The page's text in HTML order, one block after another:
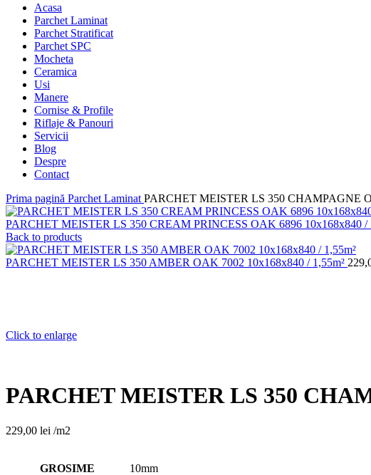
Acasa
Parchet Laminat
Parchet Stratificat
Parchet SPC
Mocheta
Ceramica
Usi
Manere
Cornise & Profile
Riflaje & Panouri
Servicii
Blog
Despre
Contact
Prima pagină Parchet Laminat PARCHET MEISTER LS 350 CHAMPAGNE
PARCHET MEISTER LS 350 CREAM PRINCESS OAK 6896 10x168x840 /
Back to products
PARCHET MEISTER LS 350 AMBER OAK 7002 10x168x840 / 1,55m²
Click to enlarge
PARCHET MEISTER LS 350
229,00 lei /m2
GROSIME 10mm